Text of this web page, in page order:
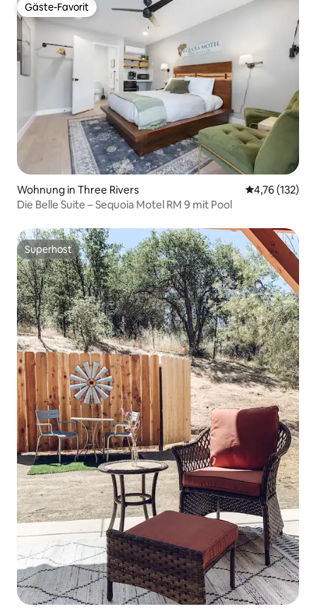
Gäste-Favorit
Gäste-Favorit
Wohnung in Three Rivers
4,76 (132)
Die Belle Suite – Sequoia Motel RM 9 mit Pool
Superhost
Superhost